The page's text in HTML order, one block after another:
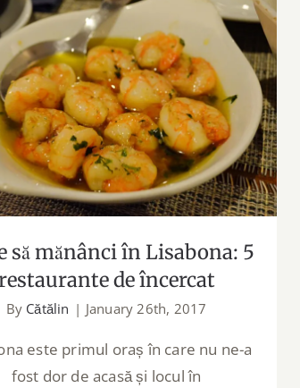
să mănânci în Lisabona: 5
restaurante de încercat
să mănânci în Lisabona: 5
de încercat
By Cătălin | January 26th, 2017
este primul oraș în care nu ne-a
fost dor de acasă și locul în